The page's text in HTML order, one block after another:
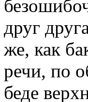
друг
же, как
речи, по
беде